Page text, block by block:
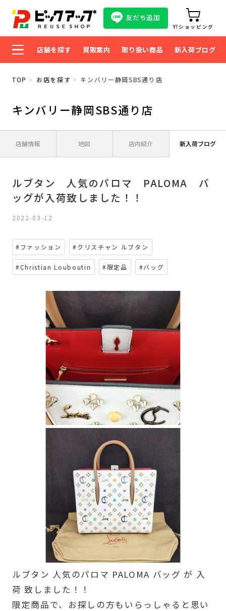
友だち追加
Y!ショッピング
店舗を探す 買取案内 取り扱い商品 新入荷ブログ
TOP お店を探す キンバリー静岡SBS通り店
キンバリー静岡SBS通り店
店舗情報 地図 店内紹介 新入荷ブログ
ルブタン 人気のパロマ PALOMA バ
ッグが入荷致しました！！
2022-03-12
#ファッション #クリスチャン ルブタン
#Christian Louboutin #限定品 #バッグ
ルブタン 人気のパロマ PALOMA バッグ が 入
荷 致しました！！
限定商品で、お探しの方もいらっしゃると思い